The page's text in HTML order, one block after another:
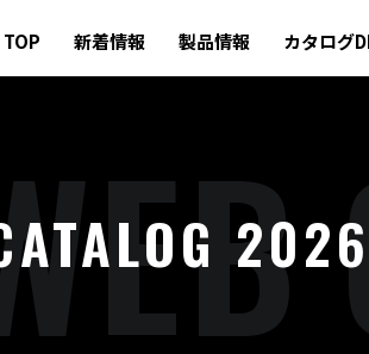
TOP 新着情報 製品情報 カタログ
2026
EB